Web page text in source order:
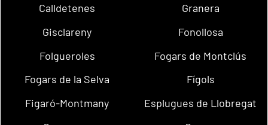
Calldetenes
Granera
Gisclareny
Fonollosa
Folgueroles
Fogars de Montclús
Fogars de la Selva
Fígols
Figaró-Montmany
Esplugues de Llobregat